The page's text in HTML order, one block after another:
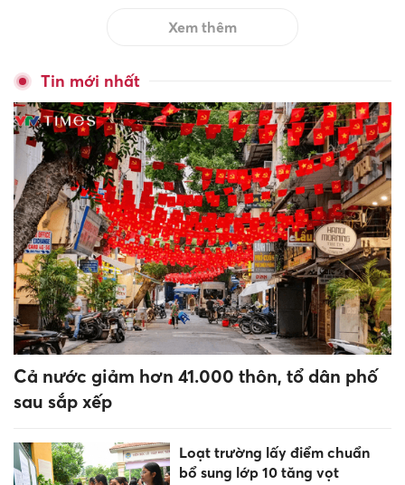
Xem thêm
Tin mới nhất
Cả nước giảm hơn 41.000 thôn, tổ dân phố
sau sắp xếp
Loạt trường lấy điểm chuẩn
bổ sung lớp 10 tăng vọt